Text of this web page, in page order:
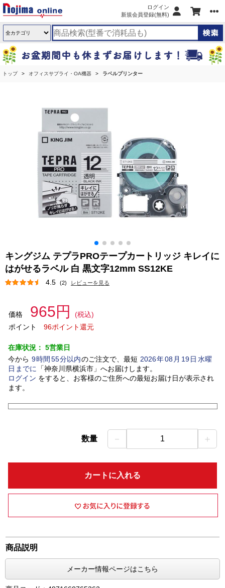
ログイン
新規会員登録(無料)
トップ オフィスサプライ・OA機器 ラベルプリンター
キングジム テプラPROテープカートリッジ キレイに
はがせるラベル 白 黒文字12mm SS12KE
4.5 (2) レビューを見る
価格 965円
(税込)
ポイント
96ポイント還元
在庫状況： 5営業日
今から 9時間 55分以内のご注文で、最短 2026年08 月 19日水曜
日 までに 「神奈川県横浜市」 へお届けします。
ログイン をすると、お客様のご住所への最短お届け日が表示され
ます。
数量 － 1 ＋
カートに入れる
商品説明
メーカー情報ページはこちら